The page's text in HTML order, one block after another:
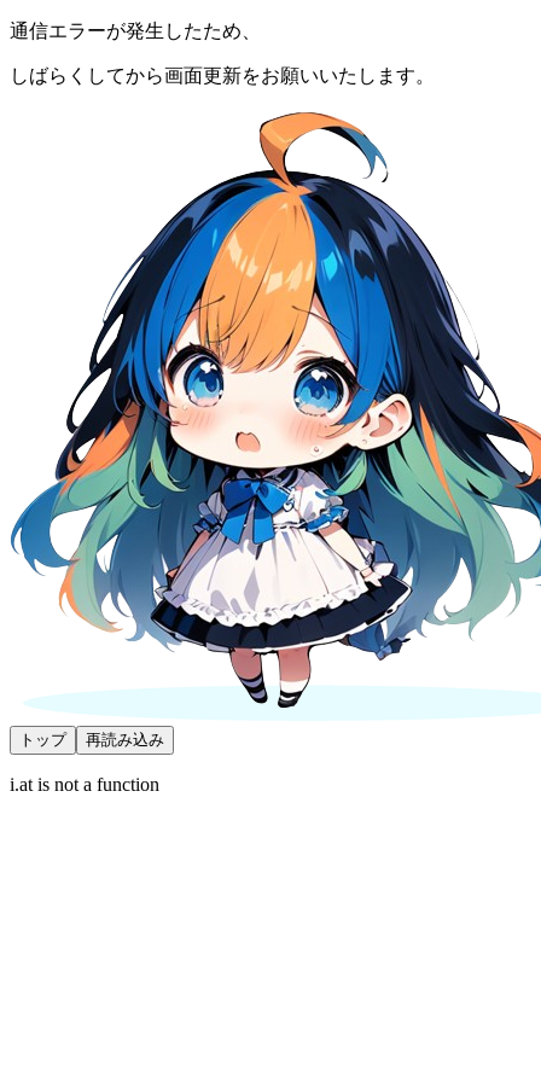
通信エラーが発生したため、
しばらくしてから画面更新をお願いいたします。
トップ 再読み込み
i.at is not a function